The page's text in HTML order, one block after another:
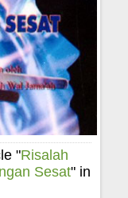
"Risalah
Sesat" in